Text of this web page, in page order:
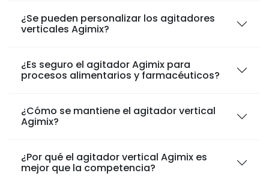
¿Se pueden personalizar los agitadores
verticales Agimix?
¿Es seguro el agitador Agimix para
procesos alimentarios y farmacéuticos?
¿Cómo se mantiene el agitador vertical
Agimix?
¿Por qué el agitador vertical Agimix es
mejor que la competencia?